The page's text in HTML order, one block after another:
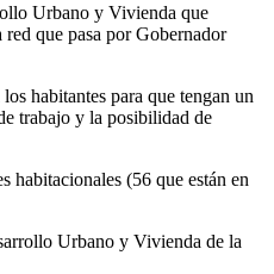
Urbano y Vivienda que
que pasa por Gobernador
habitantes para que tengan un
trabajo y la posibilidad de
habitacionales (56 que están en
Urbano y Vivienda de la